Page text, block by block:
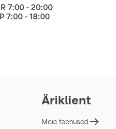
7:00 - 20:00
7:00 - 18:00
Äriklient
Meie teenused